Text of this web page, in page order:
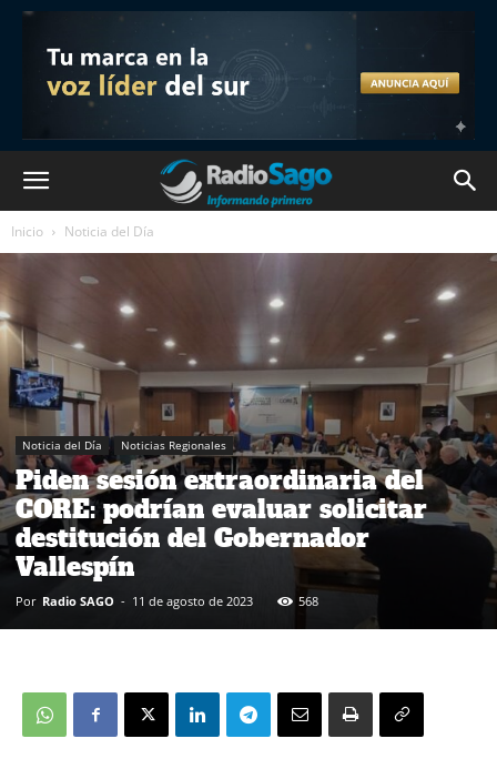
Inicio Noticia del Día
Noticia del Día Noticias Regionales
Piden sesión extraordinaria del
CORE: podrían evaluar solicitar
destitución del Gobernador
Vallespín
Por Radio SAGO - 11 de agosto de 2023 568